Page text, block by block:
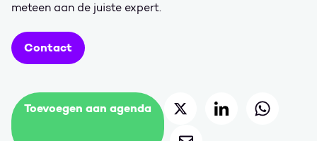
meteen aan de juiste expert.
Contact
Toevoegen aan agenda Deel op Twitter
Deel op LinkedIn
Deel op